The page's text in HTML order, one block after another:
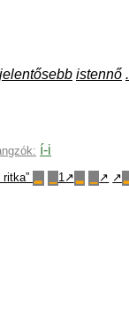
istennő .
í-i
ritka” 1↗ ↗ ↗